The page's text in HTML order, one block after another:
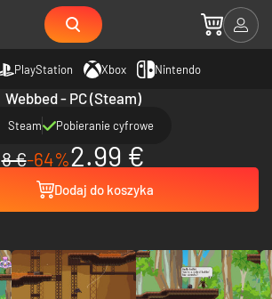
PlayStation Xbox Nintendo
Webbed - PC (Steam)
Steam Pobieranie cyfrowe
8 €-64%2.99 €
Dodaj do koszyka